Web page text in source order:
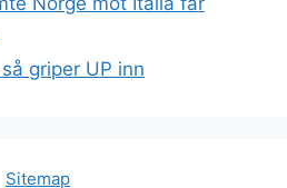
griper UP inn
Sitemap